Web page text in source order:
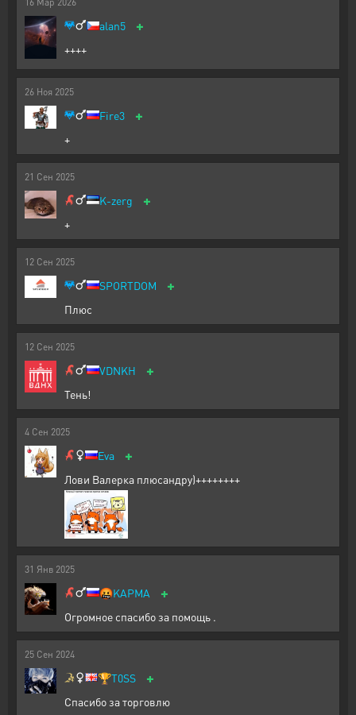
alan5 +
++++
26 Ноя 2025
Fire3 +
+
21 Сен 2025
K-zerg +
+
12 Сен 2025
SPORTDOM +
Плюс
12 Сен 2025
VDNKH +
Тень!
4 Сен 2025
Eva +
Лови Валерка плюсандру)++++++++
31 Янв 2025
🤬KAPMA +
Огромное спасибо за помощь .
25 Сен 2024
🏆T0SS +
Спасибо за торговлю